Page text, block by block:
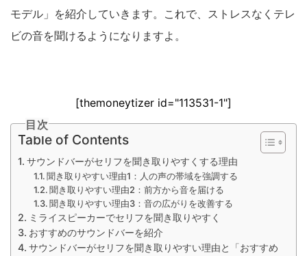
モデル」を紹介していきます。これで、ストレスなくテレ
ビの音を聞けるようになりますよ。
[themoneytizer id="113531-1"]
目次
Table of Contents
サウンドバーがセリフを聞き取りやすくする理由
聞き取りやすい理由1：人の声の帯域を強調する
聞き取りやすい理由2：前方から音を届ける
聞き取りやすい理由3：音の広がりを改善する
ミライスピーカーでセリフを聞き取りやすく
おすすめのサウンドバーを紹介
サウンドバーがセリフを聞き取りやすい理由と「おすすめ